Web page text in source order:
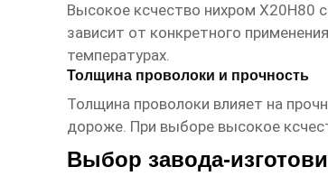
Высокое ксчество нихром Х20Н80
зависит от конкретного
температурах.
Толщина проволоки и прочность
Толщина проволоки влияет на
дороже. При выборе высокое
Выбор завода-